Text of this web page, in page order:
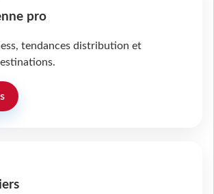
pro
tendances distribution et